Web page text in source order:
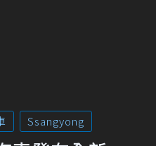
Ssangyong